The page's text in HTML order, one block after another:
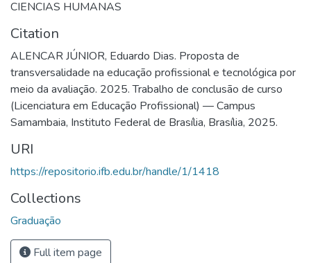
CIENCIAS HUMANAS
Citation
ALENCAR JÚNIOR, Eduardo Dias. Proposta de
transversalidade na educação profissional e tecnológica por
meio da avaliação. 2025. Trabalho de conclusão de curso
(Licenciatura em Educação Profissional) — Campus
Samambaia, Instituto Federal de Brasília, Brasília, 2025.
URI
https://repositorio.ifb.edu.br/handle/1/1418
Collections
Graduação
Full item page